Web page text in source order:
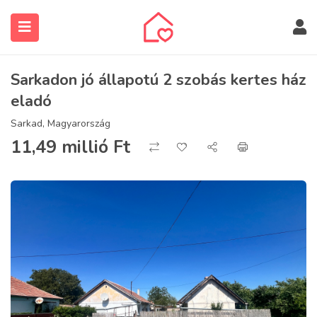
Sarkadon jó állapotú 2 szobás kertes ház
eladó
Sarkad, Magyarország
11,49 millió Ft